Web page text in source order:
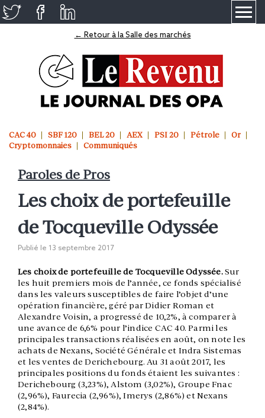
← Retour à la Salle des marchés
CAC 40 SBF 120 BEL 20 AEX PSI 20 Pétrole
Or
Cryptomonnaies
Communiqués
Paroles de Pros
Les choix de portefeuille
de Tocqueville Odyssée
Publié le 13 septembre 2017
Les choix de portefeuille de Tocqueville Odyssée.Sur
les huit premiers mois de l’année, ce fonds spécialisé
dans les valeurs susceptibles de faire l’objet d’une
opération financière, géré par Didier Roman et
Alexandre Voisin, a progressé de 10,2%, à comparer à
une avance de 6,6% pour l’indice CAC 40. Parmi les
principales transactions réalisées en août, on note les
achats de Nexans, Société Générale et Indra Sistemas
et les ventes de Derichebourg. Au 31 août 2017, les
principales positions du fonds étaient les suivantes :
Derichebourg (3,23%), Alstom (3,02%), Groupe Fnac
(2,96%), Faurecia (2,96%), Imerys (2,86%) et Nexans
(2,84%).